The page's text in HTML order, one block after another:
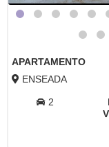
APARTAMENTO
ENSEADA
2